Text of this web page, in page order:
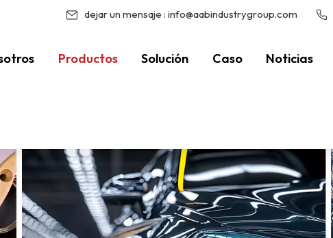
dejar un mensaje : info@aabindustrygroup.com
Productos Solución Caso Noticias